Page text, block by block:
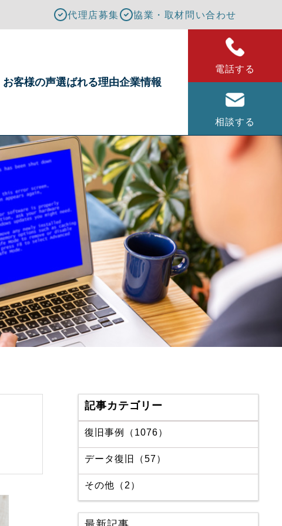
代理店募集 協業・取材問い合わせ
お客様の声選ばれる理由企業情報
電話する
相談する
記事カテゴリー
復旧事例（1076）
データ復旧（57）
その他（2）